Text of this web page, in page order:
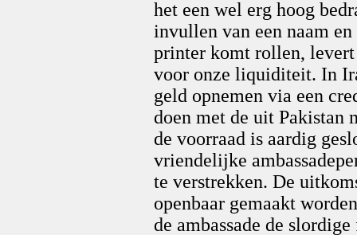
het een wel erg hoog
invullen van een naam
printer komt rollen, levert
voor onze liquiditeit. In
geld opnemen via een
doen met de uit Pakistan
de voorraad is aardig
vriendelijke
te verstrekken. De
openbaar gemaakt
de ambassade de